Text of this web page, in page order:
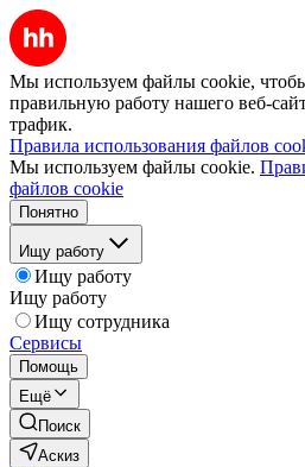
Мы используем файлы cookie,
правильную работу нашего веб-
трафик.
Правила использования файлов
Мы используем файлы cookie.
файлов cookie
Понятно
Ищу работу
Ищу работу
Ищу работу
Ищу сотрудника
Сервисы
Помощь
Ещё
Поиск
Аскиз